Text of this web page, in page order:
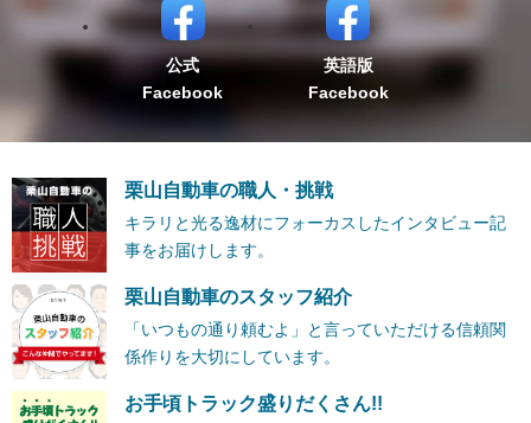
公式
Facebook
英語版
Facebook
栗山自動車の職人・挑戦
キラリと光る逸材にフォーカスしたインタビュー記
事をお届けします。
栗山自動車のスタッフ紹介
「いつもの通り頼むよ」と言っていただける信頼関
係作りを大切にしています。
お手頃トラック盛りだくさん!!